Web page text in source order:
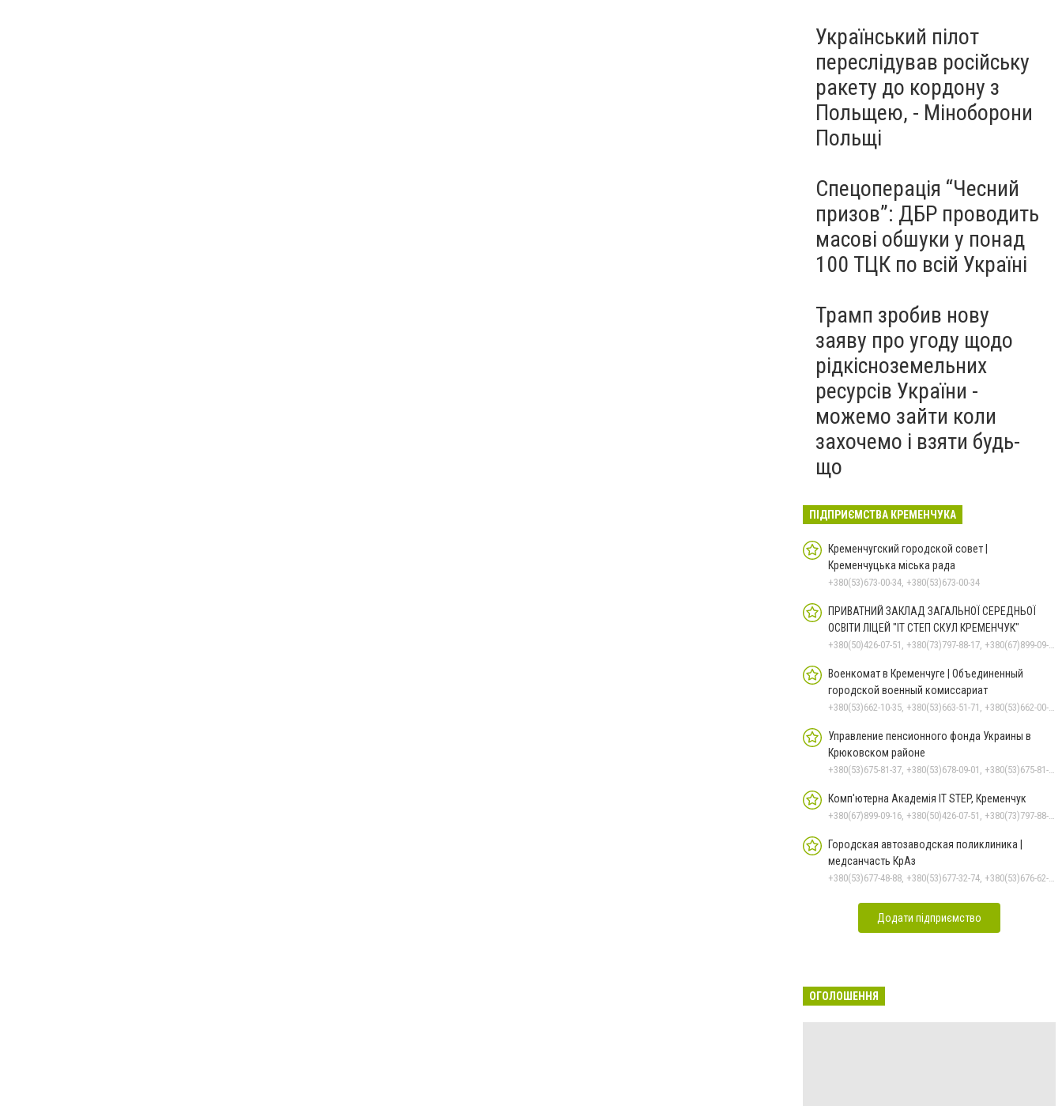
Український пілот
переслідував російську
ракету до кордону з
Польщею, - Міноборони
Польщі
Спецоперація “Чесний
призов”: ДБР проводить
масові обшуки у понад
100 ТЦК по всій Україні
Трамп зробив нову
заяву про угоду щодо
рідкісноземельних
ресурсів України -
можемо зайти коли
захочемо і взяти будь-
що
ПІДПРИЄМСТВА КРЕМЕНЧУКА
Кременчугский городской совет |
Кременчуцька міська рада
+380(53)673-00-34, +380(53)673-00-34
ПРИВАТНИЙ ЗАКЛАД ЗАГАЛЬНОЇ СЕРЕДНЬОЇ
ОСВІТИ ЛІЦЕЙ "ІТ СТЕП СКУЛ КРЕМЕНЧУК"
+380(50)426-07-51, +380(73)797-88-17, +380(67)899-09-16
Военкомат в Кременчуге | Объединенный
городской военный комиссариат
+380(53)662-10-35, +380(53)663-51-71, +380(53)662-00-54
Управление пенсионного фонда Украины в
Крюковском районе
+380(53)675-81-37, +380(53)678-09-01, +380(53)675-81-32, +380(53)675-81-40, +380(53)675-81-33, +380(53)675-81-38, +380(53)675-81-31, +380(53)678-08-87
Комп'ютерна Академія IT STEP, Кременчук
+380(67)899-09-16, +380(50)426-07-51, +380(73)797-88-17
Городская автозаводская поликлиника |
медсанчасть КрАз
+380(53)677-48-88, +380(53)677-32-74, +380(53)676-62-99, +380536766187
Додати підприємство
ОГОЛОШЕННЯ